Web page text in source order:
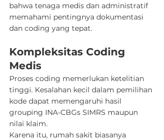
bahwa tenaga medis dan administratif
memahami pentingnya dokumentasi
dan coding yang tepat.
Kompleksitas Coding
Medis
Proses coding memerlukan ketelitian
tinggi. Kesalahan kecil dalam pemilihan
kode dapat memengaruhi hasil
grouping INA-CBGs SIMRS maupun
nilai klaim.
Karena itu, rumah sakit biasanya